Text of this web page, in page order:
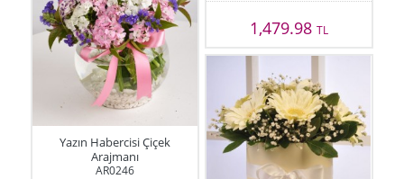
Yazın Habercisi Çiçek
Arajmanı
AR0246
1,479.98 TL